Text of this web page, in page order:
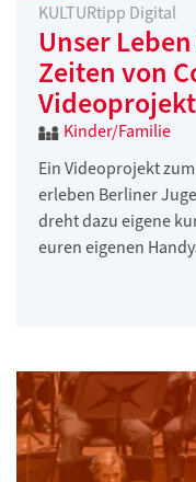
KULTURtipp Digital
Unser
Zeiten von
Videoprojekt
Kinder/Familie
Ein Videoprojekt
erleben Berliner
dreht dazu eigene
euren eigenen